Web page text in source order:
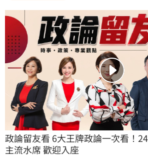
政論留友看 6大王牌政論一次看！
主流水席 歡迎入座